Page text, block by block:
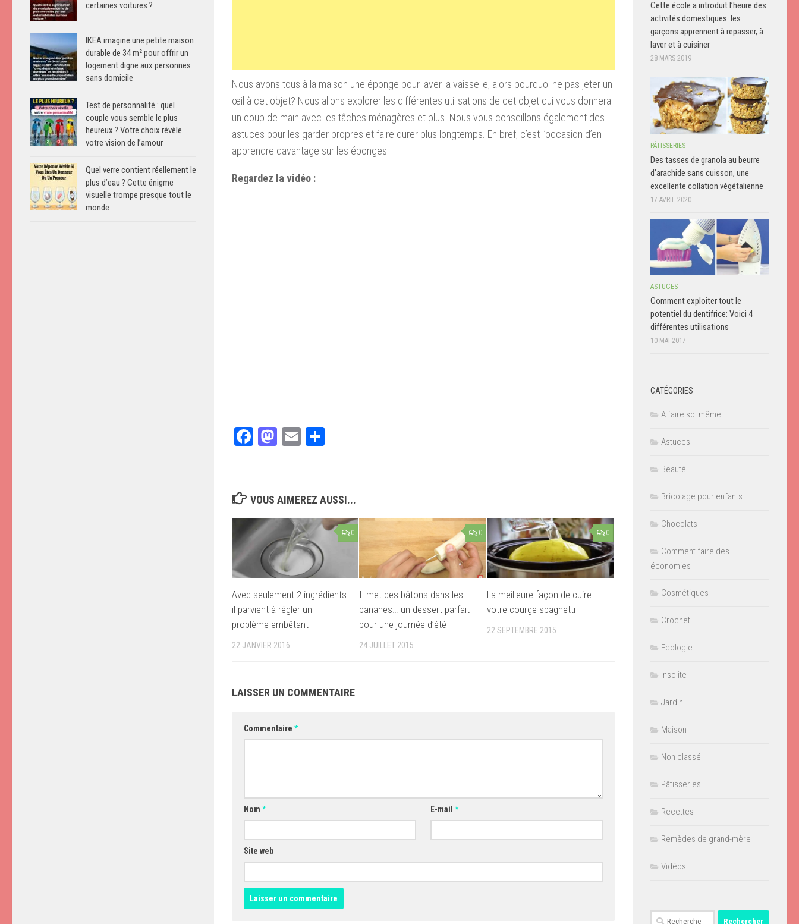
Nous avons tous à la maison une éponge pour laver la vaisselle, alors pourquoi ne pas jeter un
œil à cet objet? Nous allons explorer les différentes utilisations de cet objet qui vous donnera
un coup de main avec les tâches ménagères et plus. Nous vous conseillons également des
astuces pour les garder propres et faire durer plus longtemps. En bref, c’est l’occasion d’en
apprendre davantage sur les éponges.
Regardez la vidéo :
Facebook
Mastodon
Email
VOUS AIMEREZ AUSSI...
0
Avec seulement 2 ingrédients
il parvient à régler un
problème embêtant
22 JANVIER 2016
0
Il met des bâtons dans les
bananes… un dessert parfait
pour une journée d’été
24 JUILLET 2015
0
La meilleure façon de cuire
votre courge spaghetti
22 SEPTEMBRE 2015
LAISSER UN COMMENTAIRE
Commentaire *
Nom * E-mail*
Site web
certaines voitures ?
IKEA imagine une petite maison
durable de 34 m² pour offrir un
logement digne aux personnes
sans domicile
Test de personnalité : quel
couple vous semble le plus
heureux ? Votre choix révèle
votre vision de l’amour
Quel verre contient réellement le
plus d’eau ? Cette énigme
visuelle trompe presque tout le
monde
Cette école a introduit l’heure des
activités domestiques: les
garçons apprennent à repasser, à
laver et à cuisiner
28 MARS 2019
PÂTISSERIES
Des tasses de granola au beurre
d’arachide sans cuisson, une
excellente collation végétalienne
17 AVRIL 2020
ASTUCES
Comment exploiter tout le
potentiel du dentifrice: Voici 4
différentes utilisations
10 MAI 2017
CATÉGORIES
A faire soi même
Astuces
Beauté
Bricolage pour enfants
Chocolats
Comment faire des
économies
Cosmétiques
Crochet
Ecologie
Insolite
Jardin
Maison
Non classé
Pâtisseries
Recettes
Remèdes de grand-mère
Vidéos
Rechercher :